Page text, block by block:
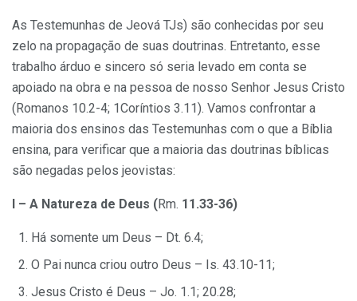
As Testemunhas de Jeová TJs) são conhecidas por seu
zelo na propagação de suas doutrinas. Entretanto, esse
trabalho árduo e sincero só seria levado em conta se
apoiado na obra e na pessoa de nosso Senhor Jesus Cristo
(Romanos 10.2-4; 1Coríntios 3.11). Vamos confrontar a
maioria dos ensinos das Testemunhas com o que a Bíblia
ensina, para verificar que a maioria das doutrinas bíblicas
são negadas pelos jeovistas:
I – A Natureza de Deus (Rm. 11.33-36)
Há somente um Deus – Dt. 6.4;
O Pai nunca criou outro Deus – Is. 43.10-11;
Jesus Cristo é Deus – Jo. 1.1; 20.28;